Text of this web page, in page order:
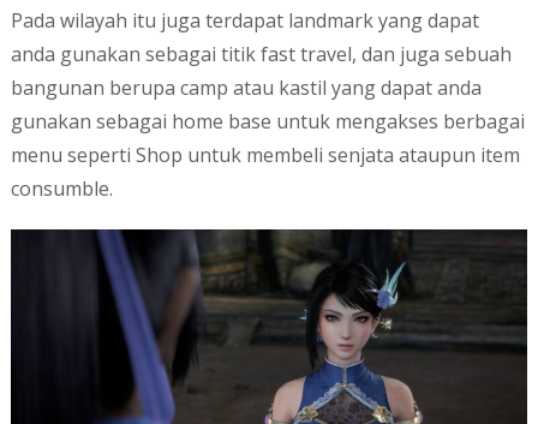
Pada wilayah itu juga terdapat landmark yang dapat
anda gunakan sebagai titik fast travel, dan juga sebuah
bangunan berupa camp atau kastil yang dapat anda
gunakan sebagai home base untuk mengakses berbagai
menu seperti Shop untuk membeli senjata ataupun item
consumble.